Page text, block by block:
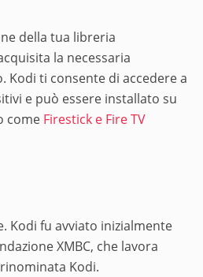
della tua libreria
la necessaria
Kodi ti consente di accedere a
e può essere installato su
come Firestick e Fire TV
Kodi fu avviato inizialmente
XMBC, che lavora
Kodi.